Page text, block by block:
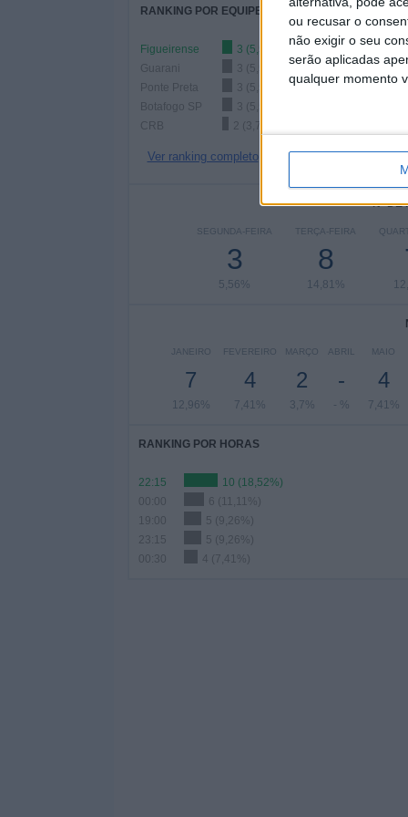
ou recusar o
não exigir o seu
serão aplicadas
qualquer momento
RANKING POR EQUIPES
Figueirense
3 (5,56%)
Guarani
3 (5,56%)
Ponte Preta
3 (5,56%)
Botafogo SP
3 (5,56%)
CRB
2 (3,7%)
Ver ranking completo
Nº DE
SEGUNDA-FEIRA
3
5,56%
TERÇA-FEIRA
8
14,81%
JANEIRO
7
12,96%
FEVEREIRO
4
7,41%
MARÇO
2
3,7%
ABRIL
-
- %
MAIO
4
7,41%
RANKING POR HORAS
22:15
10 (18,52%)
6 (11,11%)
19:00
5 (9,26%)
23:15
5 (9,26%)
00:30
4 (7,41%)